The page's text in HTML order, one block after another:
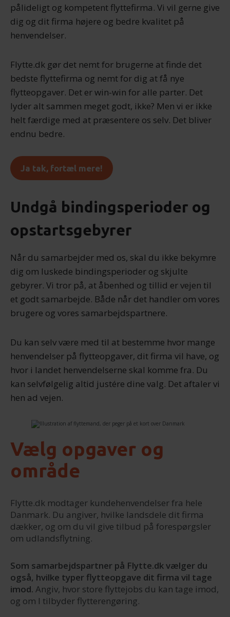
pålideligt og kompetent flyttefirma. Vi vil gerne give
dig og dit firma højere og bedre kvalitet på
henvendelser.
Flytte.dk gør det nemt for brugerne at finde det
bedste flyttefirma og nemt for dig at få nye
flytteopgaver. Det er win-win for alle parter. Det
lyder alt sammen meget godt, ikke? Men vi er ikke
helt færdige med at præsentere os selv. Det bliver
endnu bedre.
Ja tak, fortæl mere!
Undgå bindingsperioder og
opstartsgebyrer
Når du samarbejder med os, skal du ikke bekymre
dig om luskede bindingsperioder og skjulte
gebyrer. Vi tror på, at åbenhed og tillid er vejen til
et godt samarbejde. Både når det handler om vores
brugere og vores samarbejdspartnere.
Du kan selv være med til at bestemme hvor mange
henvendelser på flytteopgaver, dit firma vil have, og
hvor i landet henvendelserne skal komme fra. Du
kan selvfølgelig altid justére dine valg. Det aftaler vi
hen ad vejen.
Vælg opgaver og
område
Flytte.dk modtager kundehenvendelser fra hele
Danmark. Du angiver, hvilke landsdele dit firma
dækker, og om du vil give tilbud på forespørgsler
om udlandsflytning.
Som samarbejdspartner på Flytte.dk vælger du
også, hvilke typer flytteopgave dit firma vil tage
imod. Angiv, hvor store flyttejobs du kan tage imod,
og om I tilbyder flytterengøring.